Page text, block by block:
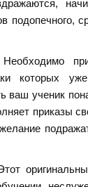
подопечного,
Необходимо
которых
ваш ученик
приказы